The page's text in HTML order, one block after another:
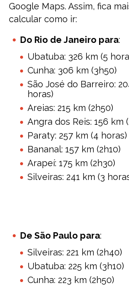
Google Maps. Assim, fica
calcular como ir:
Do Rio de Janeiro para:
Ubatuba: 326 km (5
Cunha: 306 km (3h50)
São José do Barreiro:
horas)
Areias: 215 km (2h50)
Angra dos Reis: 156 km
Paraty: 257 km (4 horas)
Bananal: 157 km (2h10)
Arapeí: 175 km (2h30)
Silveiras: 241 km (3
De São Paulo para:
Silveiras: 221 km (2h40)
Ubatuba: 225 km (3h10)
Cunha: 223 km (2h50)